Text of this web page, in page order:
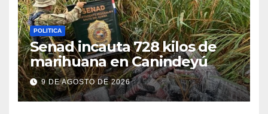
POLITICA
Senad incauta 728 kilos de
marihuana en Canindeyú
9 DE AGOSTO DE 2026